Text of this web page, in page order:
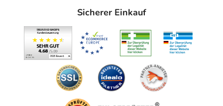
Sicherer Einkauf